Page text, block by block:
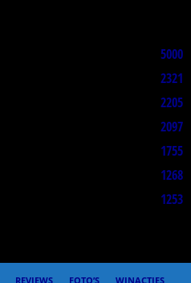
5000
2321
2205
2097
1755
1268
1253
REVIEWS FOTO’S WINACTIES